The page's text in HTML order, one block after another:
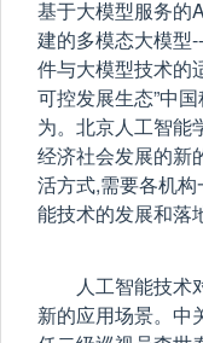
基于大模型服务的
建的多模态大模型
件与大模型技术的
可控发展生态”中
为。北京人工智能
经济社会发展的新
活方式,需要各机
能技术的发展和落
人工智能技术
新的应用场景。中